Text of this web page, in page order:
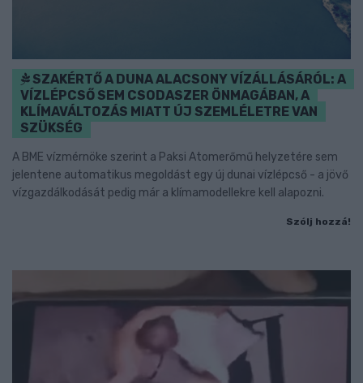
SZAKÉRTŐ A DUNA ALACSONY VÍZÁLLÁSÁRÓL: A
VÍZLÉPCSŐ SEM CSODASZER ÖNMAGÁBAN, A
KLÍMAVÁLTOZÁS MIATT ÚJ SZEMLÉLETRE VAN
SZÜKSÉG
A BME vízmérnöke szerint a Paksi Atomerőmű helyzetére sem
jelentene automatikus megoldást egy új dunai vízlépcső - a jövő
vízgazdálkodását pedig már a klímamodellekre kell alapozni.
Szólj hozzá!